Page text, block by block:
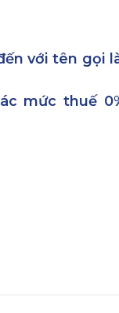
với tên gọi
mức thuế